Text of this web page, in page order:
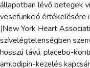
állapotban lévő betegek
vesefunkció értékelésére
(New York Heart
szívelégtelenségben
hosszú távú, placebo-
amlodipin-kezelés